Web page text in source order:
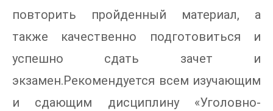
повторить пройденный материал, а
также качественно подготовиться и
успешно сдать зачет и
экзамен.Рекомендуется всем изучающим
и сдающим дисциплину «Уголовно-